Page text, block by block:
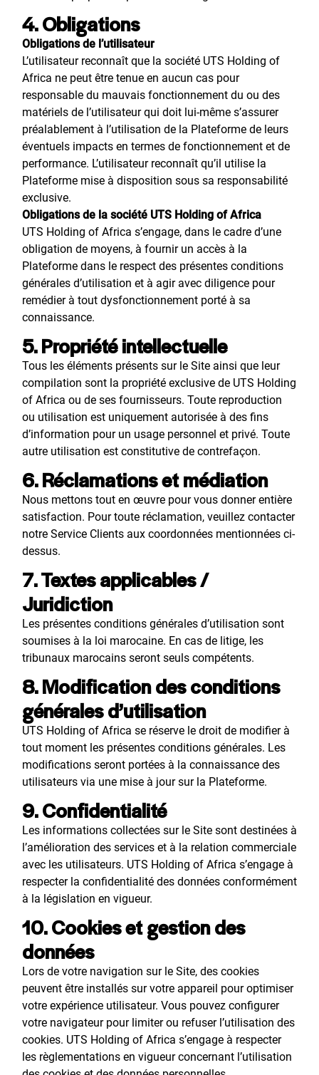
4. Obligations
Obligations de l’utilisateur
L’utilisateur reconnaît que la société UTS Holding of
Africa ne peut être tenue en aucun cas pour
responsable du mauvais fonctionnement du ou des
matériels de l’utilisateur qui doit lui-même s’assurer
préalablement à l’utilisation de la Plateforme de leurs
éventuels impacts en termes de fonctionnement et de
performance. L’utilisateur reconnaît qu’il utilise la
Plateforme mise à disposition sous sa responsabilité
exclusive.
Obligations de la société UTS Holding of Africa
UTS Holding of Africa s’engage, dans le cadre d’une
obligation de moyens, à fournir un accès à la
Plateforme dans le respect des présentes conditions
générales d’utilisation et à agir avec diligence pour
remédier à tout dysfonctionnement porté à sa
connaissance.
5. Propriété intellectuelle
Tous les éléments présents sur le Site ainsi que leur
compilation sont la propriété exclusive de UTS Holding
of Africa ou de ses fournisseurs. Toute reproduction
ou utilisation est uniquement autorisée à des fins
d’information pour un usage personnel et privé. Toute
autre utilisation est constitutive de contrefaçon.
6. Réclamations et médiation
Nous mettons tout en œuvre pour vous donner entière
satisfaction. Pour toute réclamation, veuillez contacter
notre Service Clients aux coordonnées mentionnées ci-
dessus.
7. Textes applicables /
Juridiction
Les présentes conditions générales d’utilisation sont
soumises à la loi marocaine. En cas de litige, les
tribunaux marocains seront seuls compétents.
8. Modification des conditions
générales d’utilisation
UTS Holding of Africa se réserve le droit de modifier à
tout moment les présentes conditions générales. Les
modifications seront portées à la connaissance des
utilisateurs via une mise à jour sur la Plateforme.
9. Confidentialité
Les informations collectées sur le Site sont destinées à
l’amélioration des services et à la relation commerciale
avec les utilisateurs. UTS Holding of Africa s’engage à
respecter la confidentialité des données conformément
à la législation en vigueur.
10. Cookies et gestion des
données
Lors de votre navigation sur le Site, des cookies
peuvent être installés sur votre appareil pour optimiser
votre expérience utilisateur. Vous pouvez configurer
votre navigateur pour limiter ou refuser l’utilisation des
cookies. UTS Holding of Africa s’engage à respecter
les règlementations en vigueur concernant l’utilisation